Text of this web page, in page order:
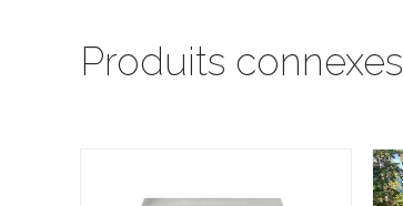
Produits connexes